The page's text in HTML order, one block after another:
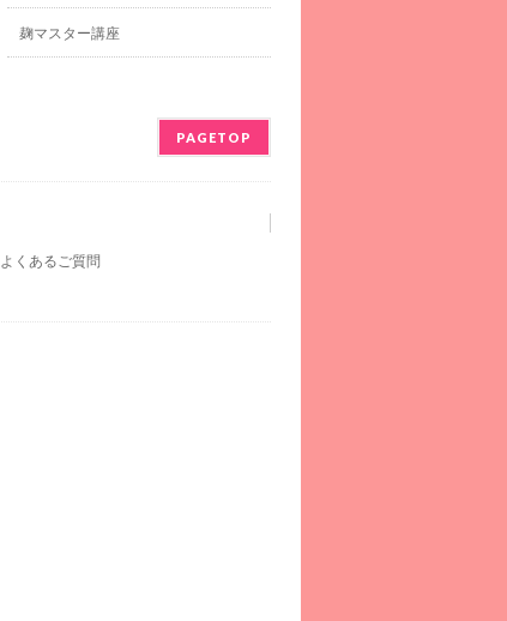
麹マスター講座
PAGETOP
よくあるご質問